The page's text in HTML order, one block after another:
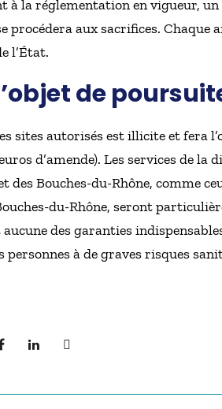
la réglementation en vigueur,
aux sacrifices. Chaque
l’État.
de
sites autorisés est illicite et fera
d’amende). Les services de la
Bouches-du-Rhône, comme
du-Rhône, seront
des garanties
à de graves risques